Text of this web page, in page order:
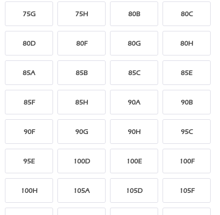
75G 75H 80B 80C
80D 80F 80G 80H
85A 85B 85C 85E
85F 85H 90A 90B
90F 90G 90H 95C
95E 100D 100E 100F
100H 105A 105D 105F